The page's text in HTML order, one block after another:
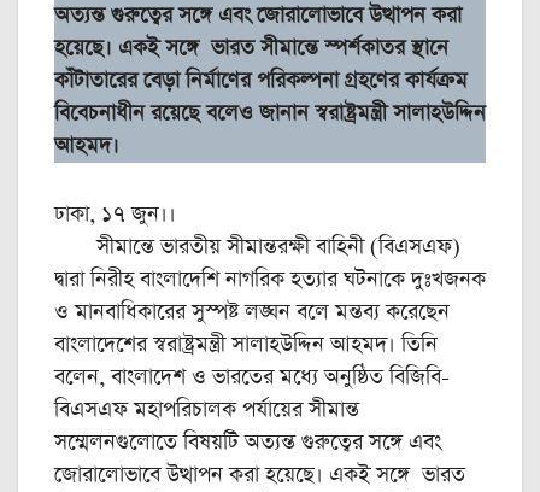
অত্যন্ত গুরুত্বের সঙ্গে এবং জোরালোভাবে উত্থাপন করা
হয়েছে। একই সঙ্গে ভারত সীমান্তে স্পর্শকাতর স্থানে
কাঁটাতারের বেড়া নির্মাণের পরিকল্পনা গ্রহণের কার্যক্রম
বিবেচনাধীন রয়েছে বলেও জানান স্বরাষ্ট্রমন্ত্রী সালাহউদ্দিন
আহমদ।
ঢাকা, ১৭ জুন।।
সীমান্তে ভারতীয় সীমান্তরক্ষী বাহিনী (বিএসএফ)
দ্বারা নিরীহ বাংলাদেশি নাগরিক হত্যার ঘটনাকে দুঃখজনক
ও মানবাধিকারের সুস্পষ্ট লঙ্ঘন বলে মন্তব্য করেছেন
বাংলাদেশের স্বরাষ্ট্রমন্ত্রী সালাহউদ্দিন আহমদ। তিনি
বলেন, বাংলাদেশ ও ভারতের মধ্যে অনুষ্ঠিত বিজিবি-
বিএসএফ মহাপরিচালক পর্যায়ের সীমান্ত
সম্মেলনগুলোতে বিষয়টি অত্যন্ত গুরুত্বের সঙ্গে এবং
জোরালোভাবে উত্থাপন করা হয়েছে। একই সঙ্গে ভারত